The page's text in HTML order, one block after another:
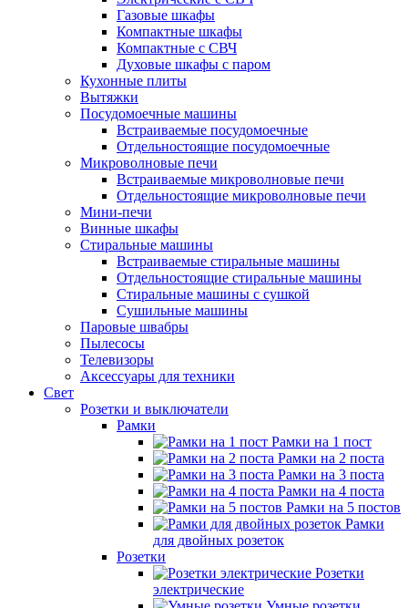
Газовые шкафы
Компактные шкафы
Компактные с СВЧ
Духовые шкафы с паром
Кухонные плиты
Вытяжки
Посудомоечные машины
Встраиваемые посудомоечные
Отдельностоящие посудомоечные
Микроволновые печи
Встраиваемые микроволновые печи
Отдельностоящие микроволновые печи
Мини-печи
Винные шкафы
Стиральные машины
Встраиваемые стиральные машины
Отдельностоящие стиральные машины
Стиральные машины с сушкой
Сушильные машины
Паровые швабры
Пылесосы
Телевизоры
Аксессуары для техники
Свет
Розетки и выключатели
Рамки
Рамки на 1 пост
Рамки на 2 поста
Рамки на 3 поста
Рамки на 4 поста
Рамки на 5 постов
Рамки
для двойных розеток
Розетки
Розетки
электрические